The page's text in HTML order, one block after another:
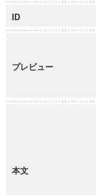
博士課程教育
学術雑誌掲載
ID
プレビュー
本文